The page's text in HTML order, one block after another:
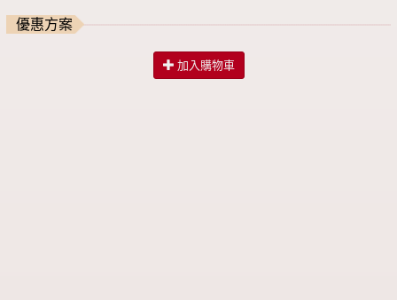
優惠方案
加入購物車